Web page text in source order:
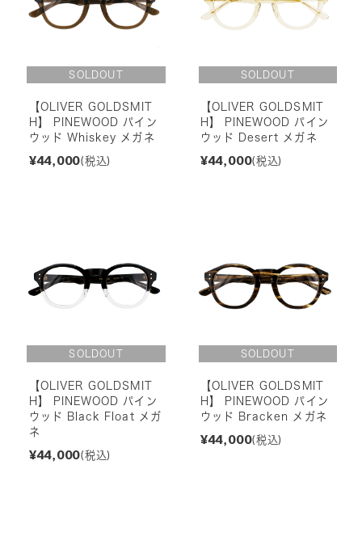
【OLIVER GOLDSMIT
H】 PINEWOOD パイン
ウッド Whiskey メガネ
¥44,000(税込)
【OLIVER GOLDSMIT
H】 PINEWOOD パイン
ウッド Desert メガネ
¥44,000(税込)
【OLIVER GOLDSMIT
H】 PINEWOOD パイン
ウッド Black Float メガ
ネ
¥44,000(税込)
【OLIVER GOLDSMIT
H】 PINEWOOD パイン
ウッド Bracken メガネ
¥44,000(税込)